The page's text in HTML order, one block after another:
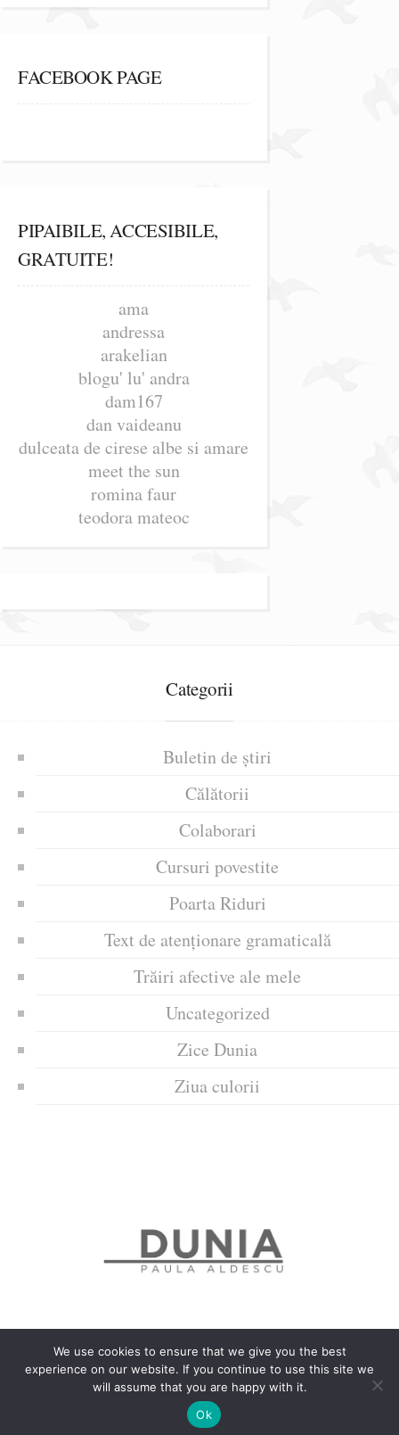
FACEBOOK PAGE
PIPAIBILE, ACCESIBILE,
GRATUITE!
ama
andressa
arakelian
blogu' lu' andra
dam167
dan vaideanu
dulceata de cirese albe si amare
meet the sun
romina faur
teodora mateoc
Categorii
Buletin de știri
Călătorii
Colaborari
Cursuri povestite
Poarta Riduri
Text de atenționare gramaticală
Trăiri afective ale mele
Uncategorized
Zice Dunia
Ziua culorii
Politica de confidențialitate
Politică privind fișierele cookies
Copyrights © 2018 Dunia
We use cookies to ensure that we give you the best
experience on our website. If you continue to use this site we
will assume that you are happy with it.
Ok